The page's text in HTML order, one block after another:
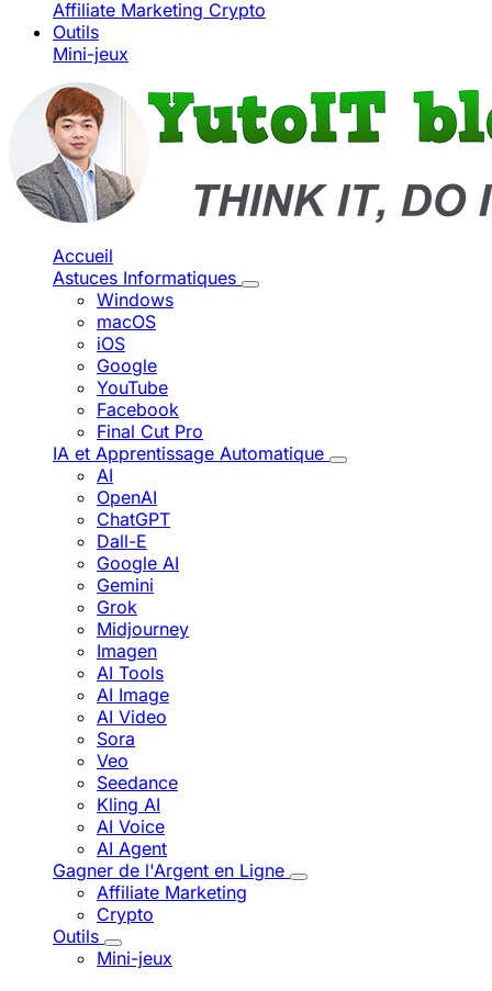
Affiliate Marketing Crypto
Outils
Mini-jeux
Accueil
Astuces Informatiques
Windows
macOS
iOS
Google
YouTube
Facebook
Final Cut Pro
IA et Apprentissage Automatique
AI
OpenAI
ChatGPT
Dall-E
Google AI
Gemini
Grok
Midjourney
Imagen
AI Tools
AI Image
AI Video
Sora
Veo
Seedance
Kling AI
AI Voice
AI Agent
Gagner de l'Argent en Ligne
Affiliate Marketing
Crypto
Outils
Mini-jeux